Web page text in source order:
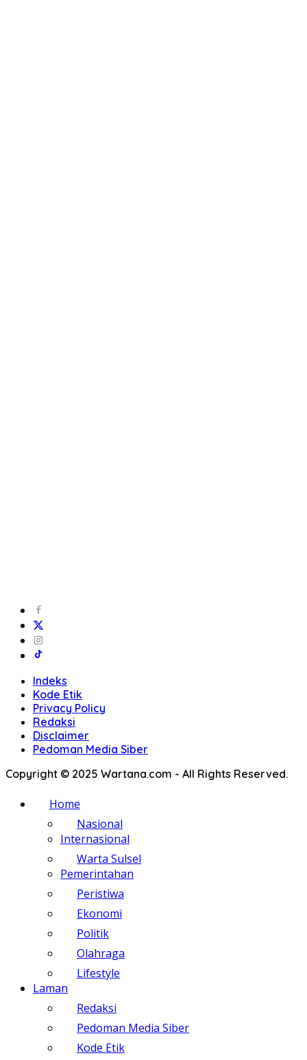
Indeks
Kode Etik
Privacy Policy
Redaksi
Disclaimer
Pedoman Media Siber
Copyright © 2025 Wartana.com - All Rights Reserved.
Home
Nasional
Internasional
Warta Sulsel
Pemerintahan
Peristiwa
Ekonomi
Politik
Olahraga
Lifestyle
Laman
Redaksi
Pedoman Media Siber
Kode Etik